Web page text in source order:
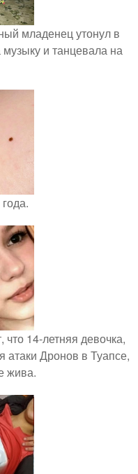
младенец утонул в
и танцевала на
14-летняя девочка,
атаки Дронов в Туапсе,
жива.